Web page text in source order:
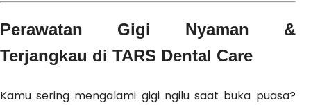
Perawatan Gigi Nyaman &
Terjangkau di TARS Dental Care
Kamu sering mengalami gigi ngilu saat buka puasa?